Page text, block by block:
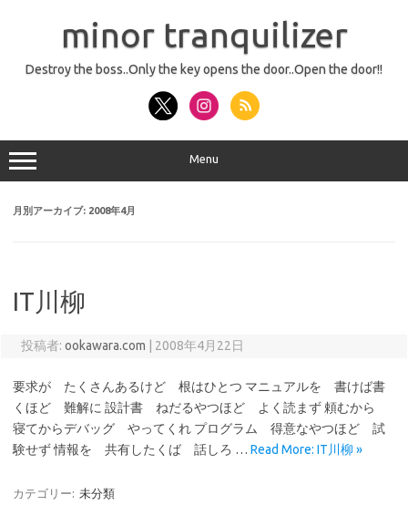
minor tranquilizer
Destroy the boss..Only the key opens the door..Open the door!!
Menu
月別アーカイブ: 2008年4月
IT川柳
投稿者: ookawara.com 2008年4月22日
要求が たくさんあるけど 根はひとつ マニュアルを 書けば書
くほど 難解に 設計書 ねだるやつほど よく読まず 頼むから
寝てからデバッグ やってくれ プログラム 得意なやつほど 試
験せず 情報を 共有したくば 話しろ … Read More: IT川柳 »
カテゴリー: 未分類